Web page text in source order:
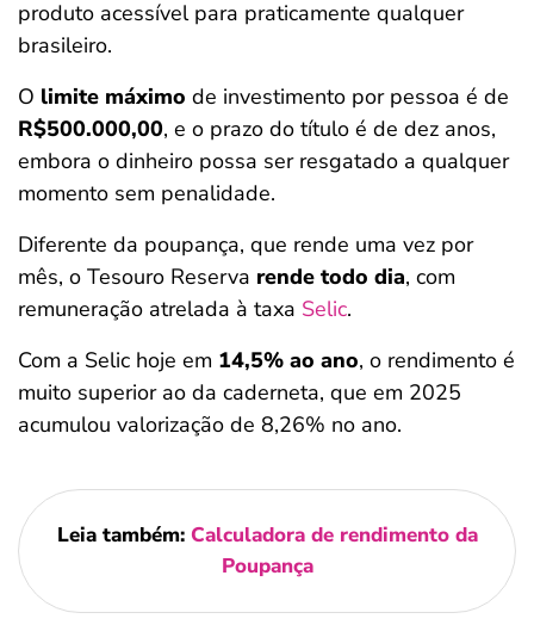
produto acessível para praticamente qualquer
brasileiro.
O limite máximo de investimento por pessoa é de
R$500.000,00, e o prazo do título é de dez anos,
embora o dinheiro possa ser resgatado a qualquer
momento sem penalidade.
Diferente da poupança, que rende uma vez por
mês, o Tesouro Reserva rende todo dia, com
remuneração atrelada à taxa Selic.
Com a Selic hoje em 14,5% ao ano, o rendimento é
muito superior ao da caderneta, que em 2025
acumulou valorização de 8,26% no ano.
Leia também: Calculadora de rendimento da
Poupança